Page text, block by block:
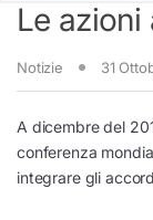
Le azioni
Notizie 31
A dicembre del
conferenza
integrare gli